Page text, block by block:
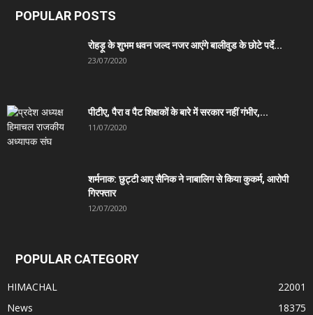
POPULAR POSTS
रोहड़ू के शुभम धवन जल्द नजर आएंगे बालीवुड के छोटे पर्दे...
23/07/2020
पीटीए, पैरा व पैट शिक्षकों के बारे में सरकार नहीं गंभीर,...
11/07/2020
शर्मनाक: छुट्टी आए सैनिक ने नाबालिग से किया कुकर्म, आरोपी
गिरफ्तार
12/07/2020
POPULAR CATEGORY
HIMACHAL
22001
News
18375